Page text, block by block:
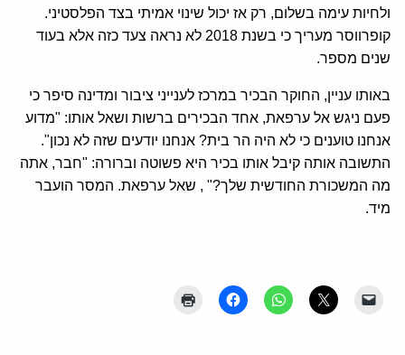
ולחיות עימה בשלום, רק אז יכול שינוי אמיתי בצד הפלסטיני.
קופרווסר מעריך כי בשנת 2018 לא נראה צעד כזה אלא בעוד
שנים מספר.
באותו עניין, החוקר הבכיר במרכז לענייני ציבור ומדינה סיפר כי
פעם ניגש אל ערפאת, אחד הבכירים ברשות ושאל אותו: "מדוע
אנחנו טוענים כי לא היה הר בית? אנחנו יודעים שזה לא נכון".
התשובה אותה קיבל אותו בכיר היא פשוטה וברורה: "חבר, אתה
מה המשכורת החודשית שלך?" , שאל ערפאת. המסר הועבר
מיד.